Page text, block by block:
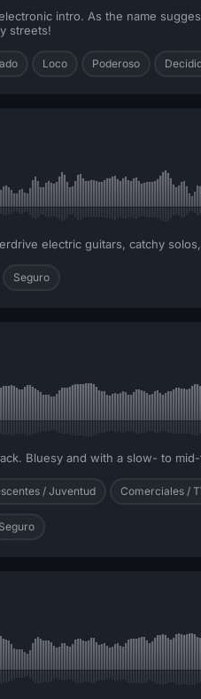
intro. As the name
streets!
Loco Poderoso
electric guitars, catchy
Seguro
Bluesy and with a slow- to
/ Juventud Comerciales /
Seguro